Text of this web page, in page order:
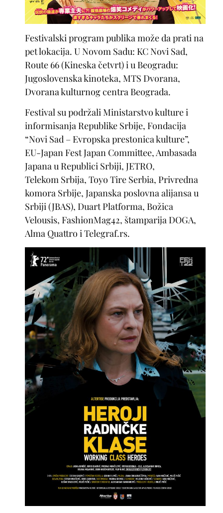
Festivalski program publika može da prati na
pet lokacija. U Novom Sadu: KC Novi Sad,
Route 66 (Kineska četvrt) i u Beogradu:
Jugoslovenska kinoteka, MTS Dvorana,
Dvorana kulturnog centra Beograda.
Festival su podržali Ministarstvo kulture i
informisanja Republike Srbije, Fondacija
“Novi Sad – Evropska prestonica kulture”,
EU-Japan Fest Japan Committee, Ambasada
Japana u Republici Srbiji, JETRO,
Telekom Srbija, Toyo Tire Serbia, Privredna
komora Srbije, Japanska poslovna alijansa u
Srbiji (JBAS), Duart Platforma, Božica
Velousis, FashionMag42, štamparija DOGA,
Alma Quattro i Telegraf.rs.